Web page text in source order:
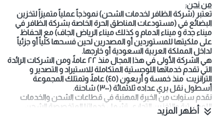
من نحن:
تعتبر (شركة الظافر لخدمات الشحن) نموذجاً عملياً متميزاً لتخزين
البضائع في (مستودعات المناطق الحرة الخاصة بشركة الظافر في
ميناء جدة و ميناء الدمام و كذلك ميناء الرياض الجاف) مع الحفاظ
على ملكيتها للمستوردين أو المصدرين لحين فسحها كلياً أو جزئياً
لداخل المملكة العربية السعودية أو خارجها.
هي الشركة الأولى في هذا المجال منذ ٢٢ عاماً، ومن الشركات الرائدة
التي تقدم خدماتها اللوجستية المتكاملة للاستيراد و التصدير و
الترانزيت منذ خمسة و أربعون (٤٥) عاماً، وتمتلك المجموعة
أسطول نقل بري عداده ثلاثمائة (٣٠٠) شاحنة.
نقدم سنوات من الخبرة المهنية في قطاعات الشحن والخدمات
اللوجستية والتخزين التجاري. تشمل خدماتنا المتخصصة الشحن
الدولي البحري والجوي، وخدمات الخطوط الملاحية المنتظمة،
أظهر المزيد